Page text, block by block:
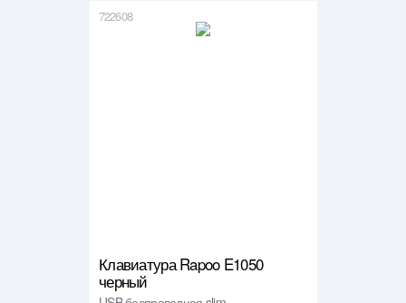
722608
Клавиатура Rapoo E1050
черный